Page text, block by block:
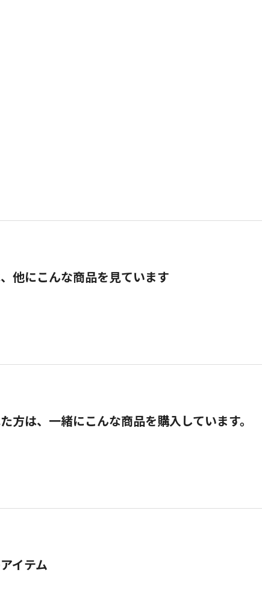
他にこんな商品を見ています
方は、一緒にこんな商品を購入しています。
イテム